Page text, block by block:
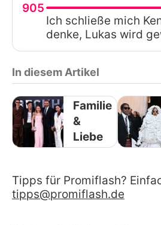
905
Ich schließe mich
denke, Lukas wird
In diesem Artikel
Familie
&
Liebe
Tipps für Promiflash?
tipps@promiflash.de